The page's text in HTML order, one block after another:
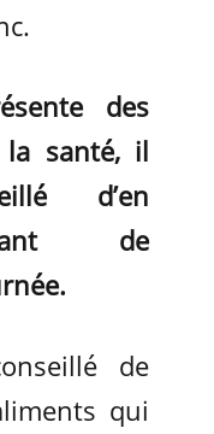
des
santé, il
d’en
de
de
qui